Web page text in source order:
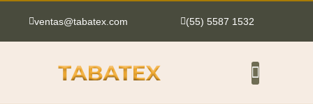
ventas@tabatex.com (55) 5587 1532